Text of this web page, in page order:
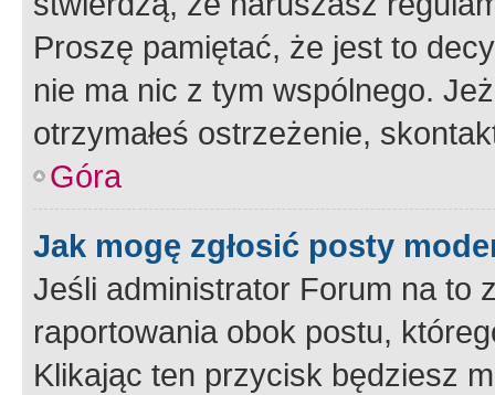
Proszę pamiętać, że jest to
nie ma nic z tym wspólnego.
otrzymałeś ostrzeżenie,
Góra
Jak mogę zgłosić posty
Jeśli administrator Forum na to
raportowania obok postu,
Klikając ten przycisk będziesz